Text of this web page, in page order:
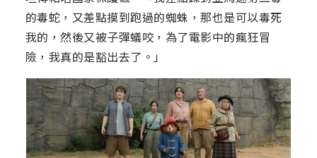
的毒蛇，又差點摸到跑過的蜘蛛，那也是可以毒死
我的，然後又被子彈蟻咬，為了電影中的瘋狂冒
險，我真的是豁出去了。」